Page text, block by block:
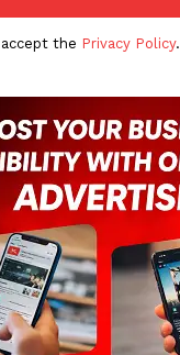
the Privacy Policy.